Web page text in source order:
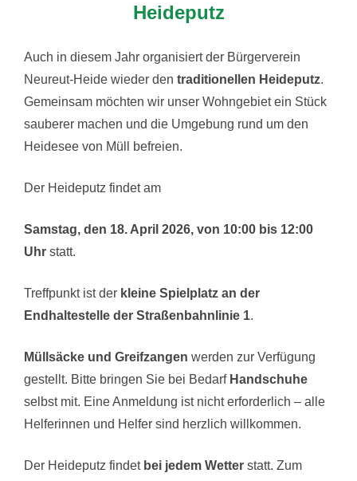
Heideputz
Auch in diesem Jahr organisiert der Bürgerverein
Neureut-Heide wieder den traditionellen Heideputz.
Gemeinsam möchten wir unser Wohngebiet ein Stück
sauberer machen und die Umgebung rund um den
Heidesee von Müll befreien.
Der Heideputz findet am
Samstag, den 18. April 2026, von 10:00 bis 12:00
Uhr statt.
Treffpunkt ist der kleine Spielplatz an der
Endhaltestelle der Straßenbahnlinie 1.
Müllsäcke und Greifzangen werden zur Verfügung
gestellt. Bitte bringen Sie bei Bedarf Handschuhe
selbst mit. Eine Anmeldung ist nicht erforderlich – alle
Helferinnen und Helfer sind herzlich willkommen.
Der Heideputz findet bei jedem Wetter statt. Zum